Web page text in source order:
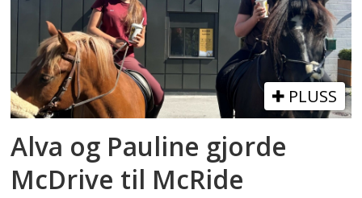
PLUSS
Alva og Pauline gjorde
McDrive til McRide